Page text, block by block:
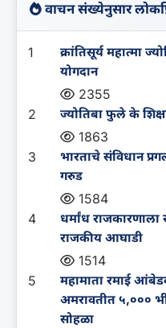
वाचन संख्येनुसार
1
क्रांतिसूर्य महात्मा
योगदान
2355
2
ज्योतिबा फुले के
1863
3
भारताचे संविधान
गरुड
1584
4
धर्मांध
राजकीय आघाडी
1514
5
महामाता रमाई
अमरावतीत ५,०००
सोहळा